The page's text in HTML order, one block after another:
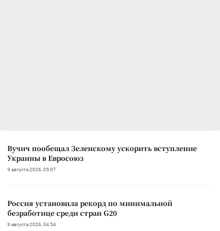
Вучич пообещал Зеленскому ускорить вступление
Украины в Евросоюз
9 августа 2026, 05:07
Россия установила рекорд по минимальной
безработице среди стран G20
9 августа 2026, 04:54